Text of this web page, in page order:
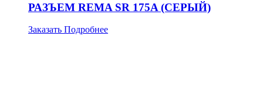
РАЗЪЕМ REMA SR 175A (СЕРЫЙ)
Заказать Подробнее